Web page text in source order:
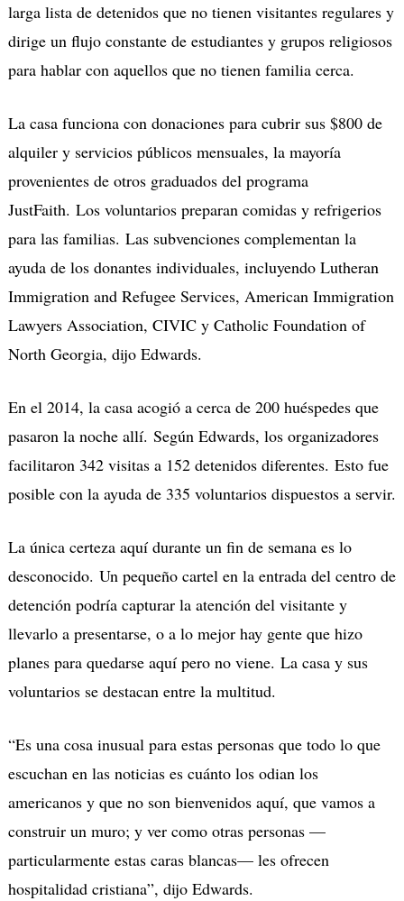
larga lista de detenidos que no tienen visitantes regulares y
dirige un flujo constante de estudiantes y grupos religiosos
para hablar con aquellos que no tienen familia cerca.
La casa funciona con donaciones para cubrir sus $800 de
alquiler y servicios públicos mensuales, la mayoría
provenientes de otros graduados del programa
JustFaith. Los voluntarios preparan comidas y refrigerios
para las familias. Las subvenciones complementan la
ayuda de los donantes individuales, incluyendo Lutheran
Immigration and Refugee Services, American Immigration
Lawyers Association, CIVIC y Catholic Foundation of
North Georgia, dijo Edwards.
En el 2014, la casa acogió a cerca de 200 huéspedes que
pasaron la noche allí. Según Edwards, los organizadores
facilitaron 342 visitas a 152 detenidos diferentes. Esto fue
posible con la ayuda de 335 voluntarios dispuestos a servir.
La única certeza aquí durante un fin de semana es lo
desconocido. Un pequeño cartel en la entrada del centro de
detención podría capturar la atención del visitante y
llevarlo a presentarse, o a lo mejor hay gente que hizo
planes para quedarse aquí pero no viene. La casa y sus
voluntarios se destacan entre la multitud.
“Es una cosa inusual para estas personas que todo lo que
escuchan en las noticias es cuánto los odian los
americanos y que no son bienvenidos aquí, que vamos a
construir un muro; y ver como otras personas —
particularmente estas caras blancas— les ofrecen
hospitalidad cristiana”, dijo Edwards.